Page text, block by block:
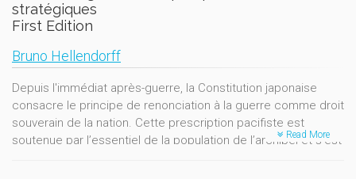
stratégiques
First Edition
Bruno Hellendorff
Depuis l'immédiat après-guerre, la Constitution japonaise
consacre le principe de renonciation à la guerre comme droit
souverain de la nation. Cette prescription pacifiste est
soutenue par l’essentiel de la population de l’archipel et s’est
Read More